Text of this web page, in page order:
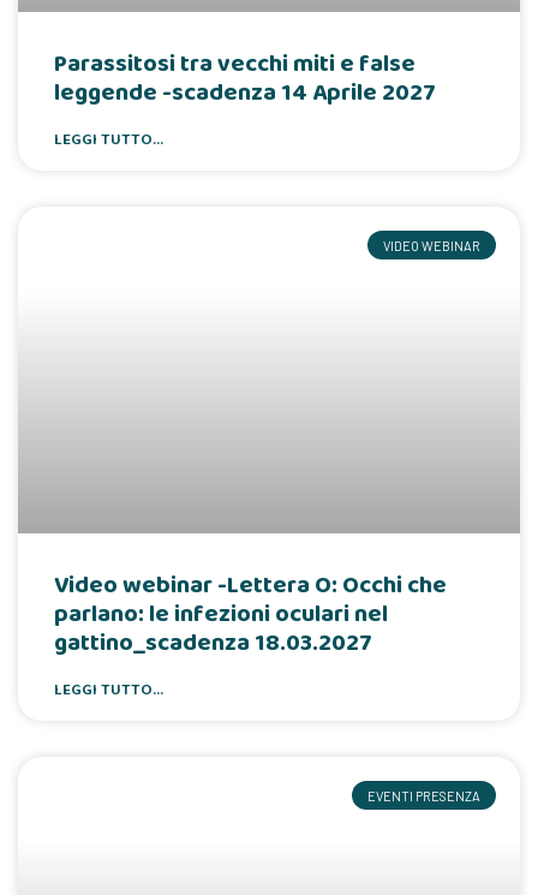
Parassitosi tra vecchi miti e false
leggende -scadenza 14 Aprile 2027
LEGGI TUTTO...
VIDEO WEBINAR
Video webinar -Lettera O: Occhi che
parlano: le infezioni oculari nel
gattino_scadenza 18.03.2027
LEGGI TUTTO...
EVENTI PRESENZA